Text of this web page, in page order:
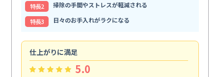
特⻑2
掃除の手間やストレスが軽減される
特⻑3
日々のお手入れがラクになる
仕上がりに満足
5.0